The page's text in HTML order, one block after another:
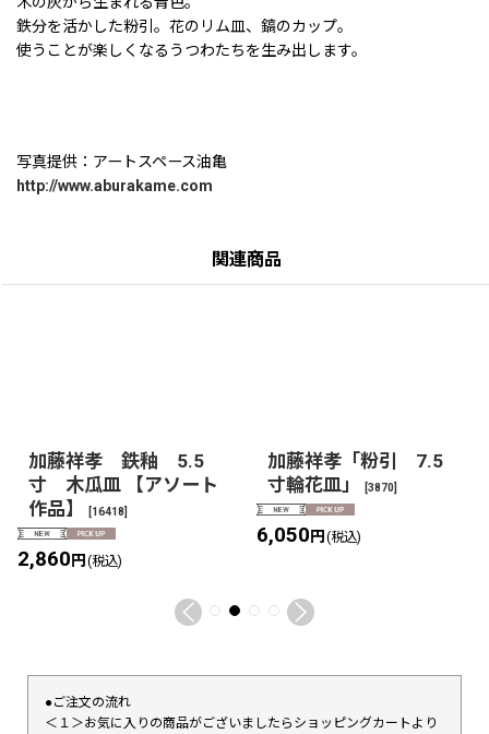
鉄分を活かした粉引。花のリム皿、鎬のカップ。
使うことが楽しくなるうつわたちを生み出します。
写真提供：アートスペース油亀
http://www.aburakame.com
関連商品
加藤祥孝 鉄釉 5.5
寸 木瓜皿 【アソート
作品】
[16418]
2,860円 (税込)
加藤祥孝「粉引 7.5
寸輪花皿」
[3870]
6,050円 (税込)
●ご注文の流れ
＜１＞お気に入りの商品がございましたらショッピングカートより